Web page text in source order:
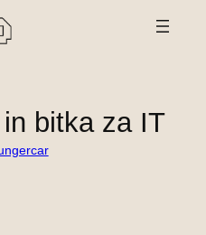
bitka za IT